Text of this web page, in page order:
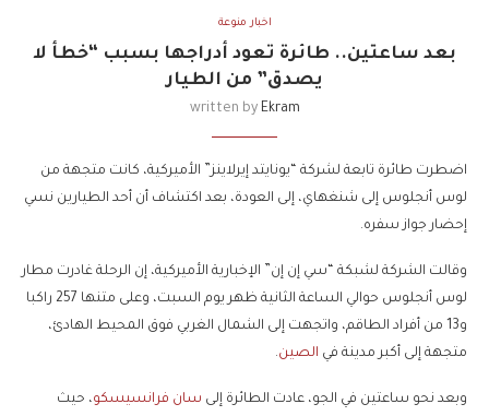
اخبار منوعة
بعد ساعتين.. طائرة تعود أدراجها بسبب “خطأ لا
يصدق” من الطيار
written by Ekram
اضطرت طائرة تابعة لشركة “يونايتد إيرلاينز” الأميركية، كانت متجهة من
لوس أنجلوس إلى شنغهاي، إلى العودة، بعد اكتشاف أن أحد الطيارين نسي
إحضار جواز سفره.
وقالت الشركة لشبكة “سي إن إن” الإخبارية الأميركية، إن الرحلة غادرت مطار
لوس أنجلوس حوالي الساعة الثانية ظهر يوم السبت، وعلى متنها 257 راكبا
و13 من أفراد الطاقم، واتجهت إلى الشمال الغربي فوق المحيط الهادئ،
متجهة إلى أكبر مدينة في الصين.
وبعد نحو ساعتين في الجو، عادت الطائرة إلى سان فرانسيسكو، حيث